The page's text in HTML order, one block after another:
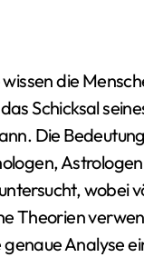
Schicksal
Die
wobei
Theorien
Analyse